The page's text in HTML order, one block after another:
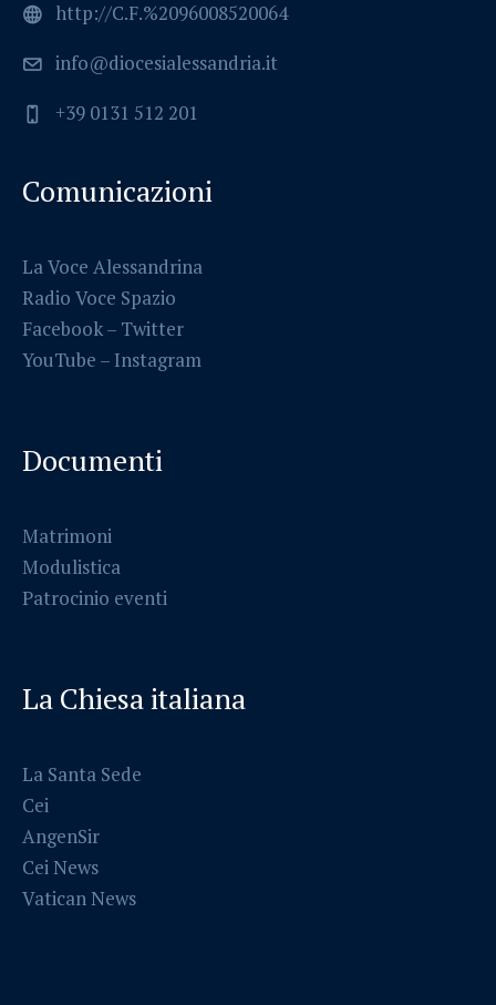
http://C.F.%2096008520064
info@diocesialessandria.it
+39 0131 512 201
Comunicazioni
La Voce Alessandrina
Radio Voce Spazio
Facebook– Twitter
YouTube – Instagram
Documenti
Matrimoni
Modulistica
Patrocinio eventi
La Chiesa italiana
La Santa Sede
Cei
AngenSir
Cei News
Vatican News